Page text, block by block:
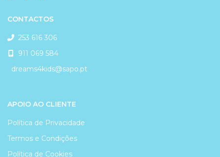
CONTACTOS
253 616 306
911 069 584
dreams4kids@sapo.pt
APOIO AO CLIENTE
Política de Privacidade
Termos e Condições
Política de Cookies